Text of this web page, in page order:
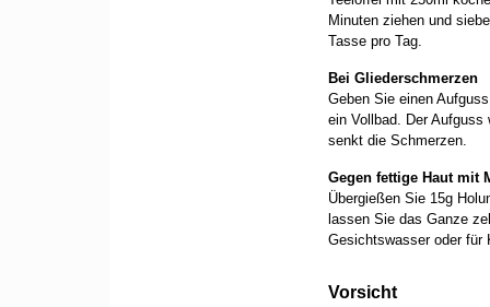
Minuten ziehen und
Tasse pro Tag.
Bei Gliederschmerzen
Geben Sie einen
ein Vollbad. Der
senkt die Schmerzen.
Gegen fettige Haut mit
Übergießen Sie 15g
lassen Sie das Ganze
Gesichtswasser oder für
Vorsicht